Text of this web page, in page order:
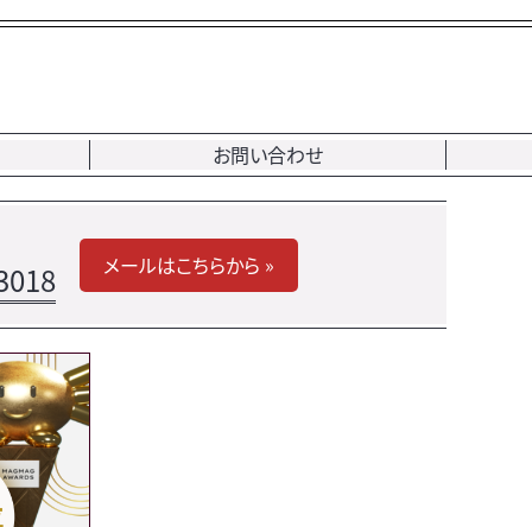
お問い合わせ
メールはこちらから »